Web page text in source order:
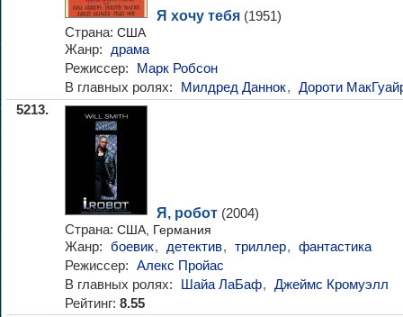
Я хочу тебя (1951)
Страна: США
Жанр:
драма
Режиссер:
Марк Робсон
В главных ролях:
Милдред Даннок, Дороти
5213.
Я, робот (2004)
Страна: США, Германия
Жанр: боевик, детектив, триллер, фантастика
Режиссер: Алекс Пройас
В главных ролях:
Шайа ЛаБаф, Джеймс Кромуэлл
Рейтинг: 8.55